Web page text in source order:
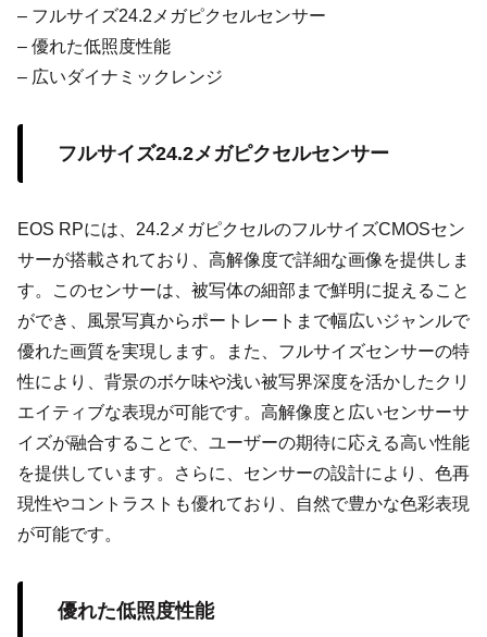
– フルサイズ24.2メガピクセルセンサー
– 優れた低照度性能
– 広いダイナミックレンジ
フルサイズ24.2メガピクセルセンサー
EOS RPには、24.2メガピクセルのフルサイズCMOSセン
サーが搭載されており、高解像度で詳細な画像を提供しま
す。このセンサーは、被写体の細部まで鮮明に捉えること
ができ、風景写真からポートレートまで幅広いジャンルで
優れた画質を実現します。また、フルサイズセンサーの特
性により、背景のボケ味や浅い被写界深度を活かしたクリ
エイティブな表現が可能です。高解像度と広いセンサーサ
イズが融合することで、ユーザーの期待に応える高い性能
を提供しています。さらに、センサーの設計により、色再
現性やコントラストも優れており、自然で豊かな色彩表現
が可能です。
優れた低照度性能